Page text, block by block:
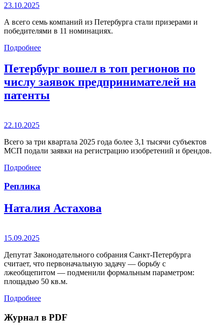
23.10.2025
А всего семь компаний из Петербурга стали призерами и
победителями в 11 номинациях.
Подробнее
Петербург вошел в топ регионов по
числу заявок предпринимателей на
патенты
22.10.2025
Всего за три квартала 2025 года более 3,1 тысячи субъектов
МСП подали заявки на регистрацию изобретений и брендов.
Подробнее
Реплика
Наталия Астахова
15.09.2025
Депутат Законодательного собрания Санкт-Петербурга
считает, что первоначальную задачу — борьбу с
лжеобщепитом — подменили формальным параметром:
площадью 50 кв.м.
Подробнее
Журнал в PDF